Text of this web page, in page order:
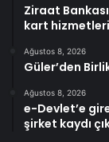
Ziraat
kart
Ağustos 8, 2026
Güler’den
Ağustos 8, 2026
e-Devlet’e
şirket kaydı